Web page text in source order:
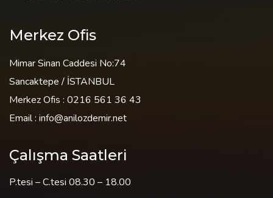
Merkez Ofis
Mimar Sinan Caddesi No:74
Sancaktepe / İSTANBUL
Merkez Ofis : 0216 561 36 43
Email : info@anilozdemir.net
Çalışma Saatleri
P.tesi – C.tesi 08.30 – 18.00